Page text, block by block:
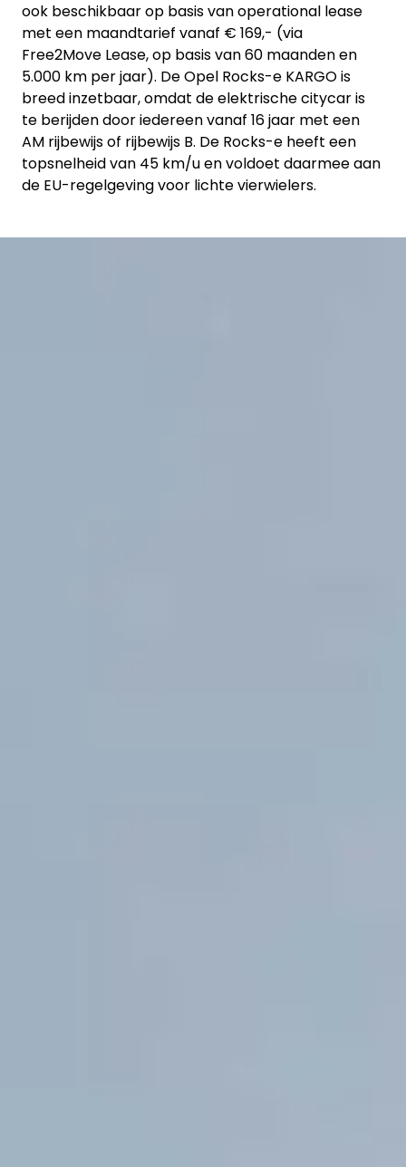
ook beschikbaar op basis van operational lease
met een maandtarief vanaf € 169,- (via
Free2Move Lease, op basis van 60 maanden en
5.000 km per jaar). De Opel Rocks-e KARGO is
breed inzetbaar, omdat de elektrische citycar is
te berijden door iedereen vanaf 16 jaar met een
AM rijbewijs of rijbewijs B. De Rocks-e heeft een
topsnelheid van 45 km/u en voldoet daarmee aan
de EU-regelgeving voor lichte vierwielers.